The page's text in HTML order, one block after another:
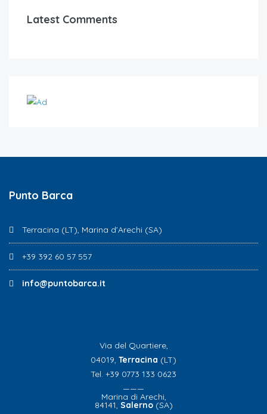
Latest Comments
Punto Barca
Terracina (LT), Marina d’Arechi (SA)
+39 392 60 57 557
info@puntobarca.it
Via del Quartiere,
04019, Terracina (LT)
Tel. +39 0773 133 0623
———
Marina di Arechi,
84141, Salerno(SA)